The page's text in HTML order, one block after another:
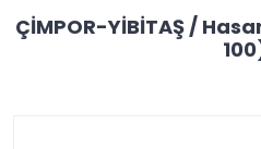
ÇİMPOR-YİBİTAŞ /